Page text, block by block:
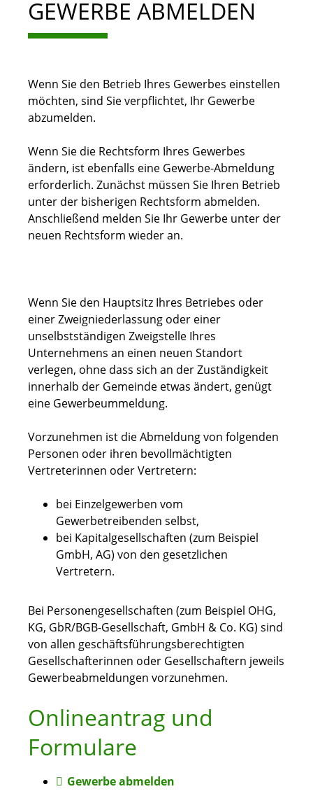
GEWERBE ABMELDEN
Wenn Sie den Betrieb Ihres Gewerbes einstellen
möchten, sind Sie verpflichtet, Ihr Gewerbe
abzumelden.
Wenn Sie die Rechtsform Ihres Gewerbes
ändern, ist ebenfalls eine Gewerbe-Abmeldung
erforderlich. Zunächst müssen Sie Ihren Betrieb
unter der bisherigen Rechtsform abmelden.
Anschließend melden Sie Ihr Gewerbe unter der
neuen Rechtsform wieder an.
Wenn Sie den Hauptsitz Ihres Betriebes oder
einer Zweigniederlassung oder einer
unselbstständigen Zweigstelle Ihres
Unternehmens an einen neuen Standort
verlegen, ohne dass sich an der Zuständigkeit
innerhalb der Gemeinde etwas ändert, genügt
eine Gewerbeummeldung.
Vorzunehmen ist die Abmeldung von folgenden
Personen oder ihren bevollmächtigten
Vertreterinnen oder Vertretern:
bei Einzelgewerben vom
Gewerbetreibenden selbst,
bei Kapitalgesellschaften (zum Beispiel
GmbH, AG) von den gesetzlichen
Vertretern.
Bei Personengesellschaften (zum Beispiel OHG,
KG, GbR/BGB-Gesellschaft, GmbH & Co. KG) sind
von allen geschäftsführungsberechtigten
Gesellschafterinnen oder Gesellschaftern jeweils
Gewerbeabmeldungen vorzunehmen.
Onlineantrag und
Formulare
Gewerbe abmelden